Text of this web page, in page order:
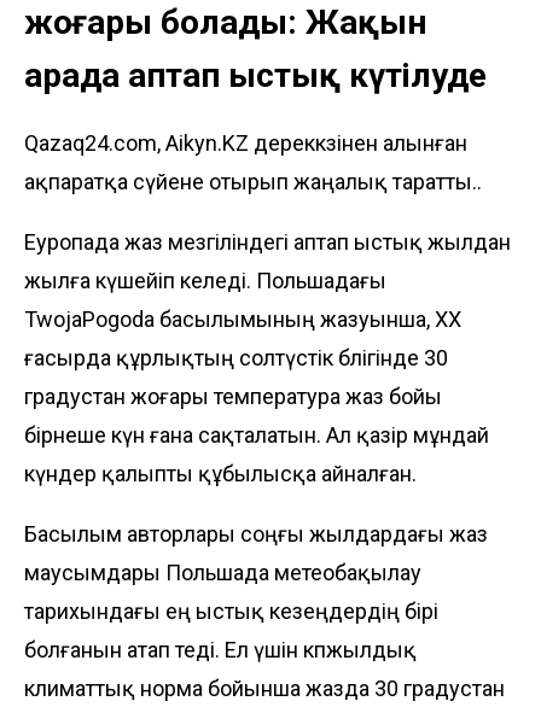
жоғары болады: Жақын
арада аптап ыстық күтілуде
Qazaq24.com, Aikyn.KZ дереккөзінен алынған
ақпаратқа сүйене отырып жаңалық таратты..
Еуропада жаз мезгіліндегі аптап ыстық жылдан
жылға күшейіп келеді. Польшадағы
TwojaPogoda басылымының жазуынша, XX
ғасырда құрлықтың солтүстік бөлігінде 30
градустан жоғары температура жаз бойы
бірнеше күн ғана сақталатын. Ал қазір мұндай
күндер қалыпты құбылысқа айналған.
Басылым авторлары соңғы жылдардағы жаз
маусымдары Польшада метеобақылау
тарихындағы ең ыстық кезеңдердің бірі
болғанын атап өтеді. Ел үшін көпжылдық
климаттық норма бойынша жазда 30 градустан